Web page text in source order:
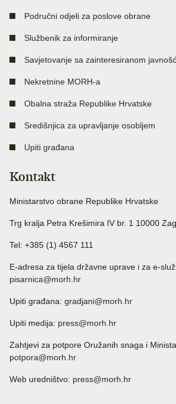
Područni odjeli za poslove obrane
Službenik za informiranje
Savjetovanje sa zainteresiranom
Nekretnine MORH-a
Obalna straža Republike Hrvatske
Središnjica za upravljanje osobljem
Upiti građana
Kontakt
Ministarstvo obrane Republike Hrvatske
Trg kralja Petra Krešimira IV br. 1 10000
Tel: +385 (1) 4567 111
E-adresa za tijela državne uprave i za e-
pisarnica@morh.hr
Upiti građana: gradjani@morh.hr
Upiti medija: press@morh.hr
Zahtjevi za potpore Oružanih snaga i
potpora@morh.hr
Web uredništvo: press@morh.hr